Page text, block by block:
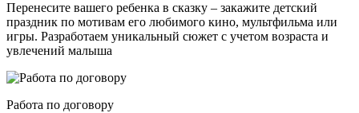
Перенесите вашего ребенка в сказку – закажите детский
праздник по мотивам его любимого кино, мультфильма или
игры. Разработаем уникальный сюжет с учетом возраста и
увлечений малыша
Работа по договору